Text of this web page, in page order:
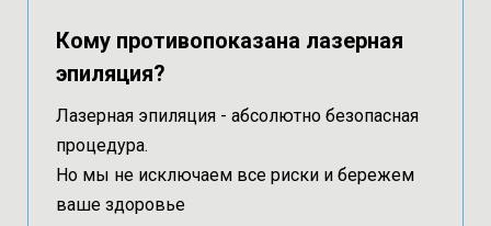
Кому противопоказана лазерная
эпиляция?
Лазерная эпиляция - абсолютно безопасная
процедура.
Но мы не исключаем все риски и бережем
ваше здоровье